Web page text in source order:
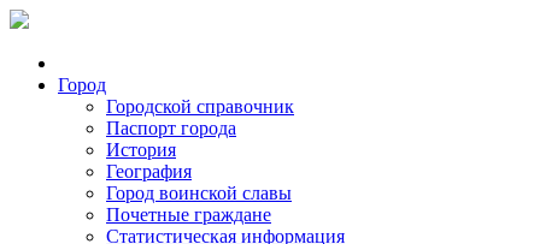
Город
Городской справочник
Паспорт города
История
География
Город воинской славы
Почетные граждане
Статистическая информация